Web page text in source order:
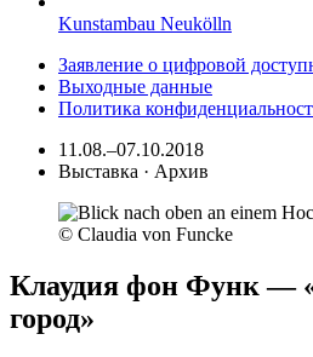
Kunstambau Neukölln
Заявление о цифровой
Выходные данные
Политика
11.08.–07.10.2018
Выставка · Архив
© Claudia von Funcke
Клаудия фон Функ —
город»